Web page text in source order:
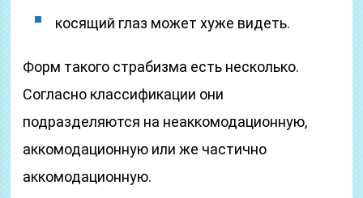
косящий глаз может хуже видеть.
Форм такого страбизма есть несколько.
Согласно классификации они
подразделяются на неаккомодационную,
аккомодационную или же частично
аккомодационную.